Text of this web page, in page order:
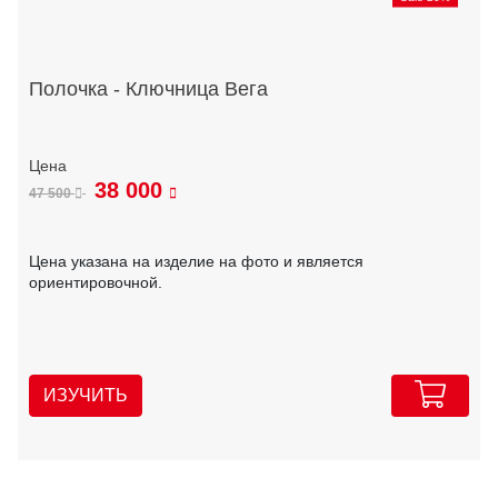
Полочка - Ключница Вега
47 500 38 000
Цена указана на изделие на фото и является
ориентировочной.
ИЗУЧИТЬ